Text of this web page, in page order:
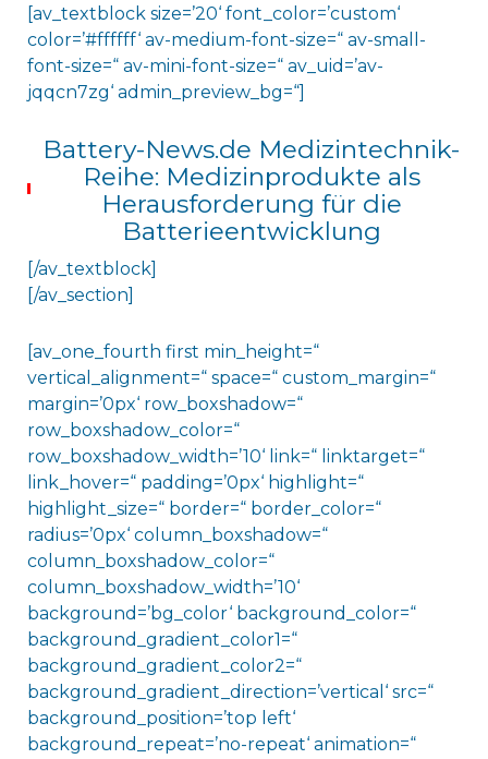
[av_textblock size=’20‘ font_color=’custom‘
color=’#ffffff‘ av-medium-font-size=“ av-small-
font-size=“ av-mini-font-size=“ av_uid=’av-
jqqcn7zg‘ admin_preview_bg=“]
Battery-News.de Medizintechnik-
Reihe: Medizinprodukte als
Herausforderung für die
Batterieentwicklung
[/av_textblock]
[/av_section]
[av_one_fourth first min_height=“
vertical_alignment=“ space=“ custom_margin=“
margin=’0px‘ row_boxshadow=“
row_boxshadow_color=“
row_boxshadow_width=’10‘ link=“ linktarget=“
link_hover=“ padding=’0px‘ highlight=“
highlight_size=“ border=“ border_color=“
radius=’0px‘ column_boxshadow=“
column_boxshadow_color=“
column_boxshadow_width=’10‘
background=’bg_color‘ background_color=“
background_gradient_color1=“
background_gradient_color2=“
background_gradient_direction=’vertical‘ src=“
background_position=’top left‘
background_repeat=’no-repeat‘ animation=“